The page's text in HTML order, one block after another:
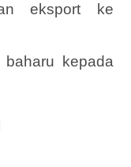
eksport ke
baharu kepada